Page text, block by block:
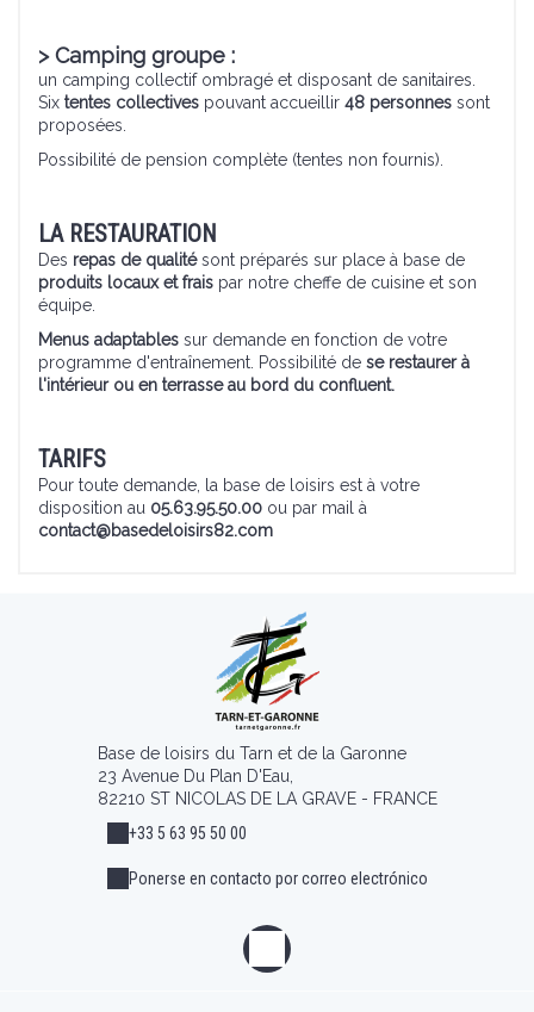
> Camping groupe :
un camping collectif ombragé et disposant de sanitaires.
Six tentes collectives pouvant accueillir 48 personnes sont
proposées.
Possibilité de pension complète (tentes non fournis).
LA RESTAURATION
Des repas de qualitésont préparés sur place à base de
produits locaux et frais par notre cheffe de cuisine et son
équipe.
Menus adaptables sur demande en fonction de votre
programme d'entraînement. Possibilité de se restaurer à
l'intérieur ou en terrasse au bord du confluent.
TARIFS
Pour toute demande, la base de loisirs est à votre
disposition au 05.63.95.50.00 ou par mail à
contact@basedeloisirs82.com
Base de loisirs du Tarn et de la Garonne
23 Avenue Du Plan D'Eau,
82210 ST NICOLAS DE LA GRAVE - FRANCE
+33 5 63 95 50 00
Ponerse en contacto por correo electrónico